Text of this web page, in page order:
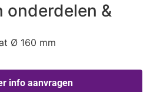
onderdelen &
Ø 160 mm
info aanvragen